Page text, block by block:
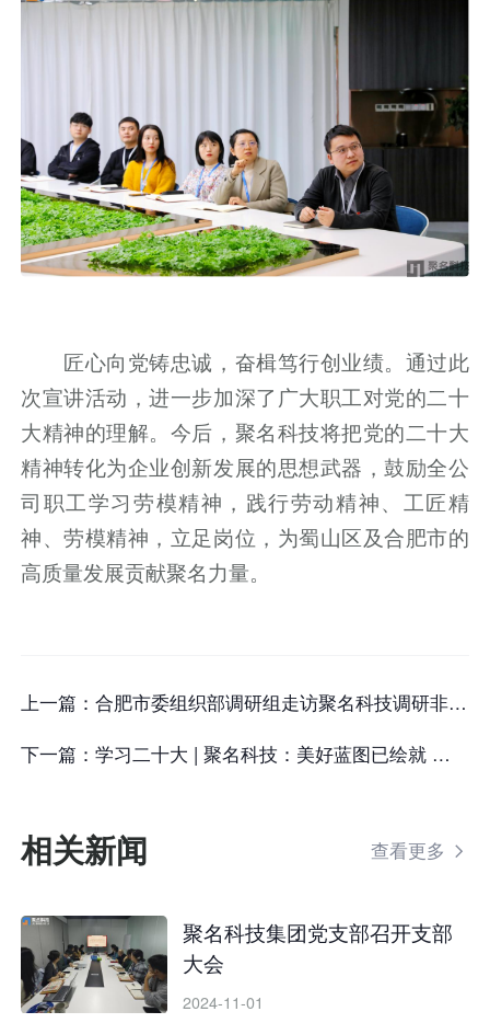
匠心向党铸忠诚，奋楫笃行创业绩。通过此
次宣讲活动，进一步加深了广大职工对党的二十
大精神的理解。今后，聚名科技将把党的二十大
精神转化为企业创新发展的思想武器，鼓励全公
司职工学习劳模精神，践行劳动精神、工匠精
神、劳模精神，立足岗位，为蜀山区及合肥市的
高质量发展贡献聚名力量。
上一篇：合肥市委组织部调研组走访聚名科技调研非公党建工作
下一篇：学习二十大 | 聚名科技：美好蓝图已绘就 奋楫扬帆向未来
相关新闻 查看更多 
聚名科技集团党支部召开支部
大会
2024-11-01